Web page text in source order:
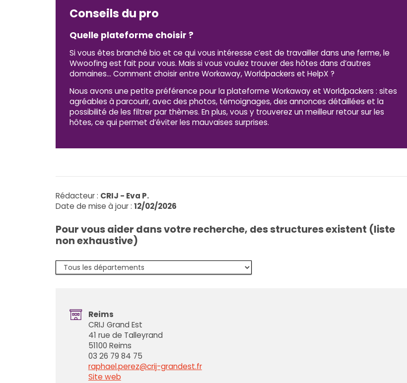
Conseils du pro
Quelle plateforme choisir ?
Si vous êtes branché bio et ce qui vous intéresse c’est de travailler dans une ferme, le
Wwoofing est fait pour vous. Mais si vous voulez trouver des hôtes dans d’autres
domaines… Comment choisir entre Workaway, Worldpackers et HelpX ?
Nous avons une petite préférence pour la plateforme Workaway et Worldpackers : sites
agréables à parcourir, avec des photos, témoignages, des annonces détaillées et la
possibilité de les filtrer par thèmes. En plus, vous y trouverez un meilleur retour sur les
hôtes, ce qui permet d’éviter les mauvaises surprises.
Rédacteur : CRIJ - Eva P.
Date de mise à jour : 12/02/2026
Pour vous aider dans votre recherche, des structures existent (liste
non exhaustive)
Trier par département
Reims
CRIJ Grand Est
41 rue de Talleyrand
51100 Reims
03 26 79 84 75
raphael.perez@crij-grandest.fr
Site web